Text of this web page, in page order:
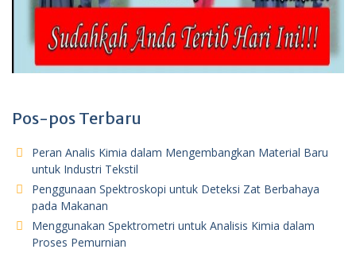
Pos-pos Terbaru
Peran Analis Kimia dalam Mengembangkan Material Baru
untuk Industri Tekstil
Penggunaan Spektroskopi untuk Deteksi Zat Berbahaya
pada Makanan
Menggunakan Spektrometri untuk Analisis Kimia dalam
Proses Pemurnian